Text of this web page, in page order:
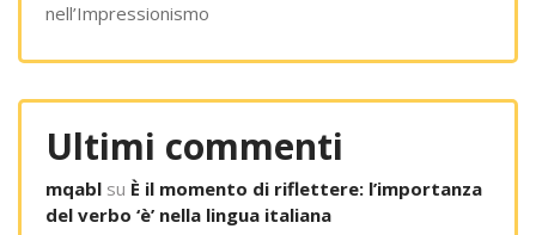
nell’Impressionismo
Ultimi commenti
mqabl su È il momento di riflettere: l’importanza
del verbo ‘è’ nella lingua italiana